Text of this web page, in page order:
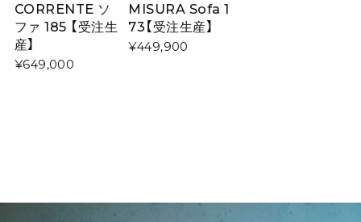
CORRENTE ソ
ファ 185 【受注生
産】
¥649,000
MISURA Sofa 1
73【受注生産】
¥449,900